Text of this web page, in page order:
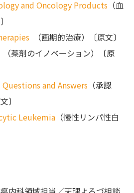
and Oncology Products （血
（画期的治療）〔原文〕
（薬剤のイノベーション）〔原
and Answers （承認
〕
Leukemia （慢性リンパ性白